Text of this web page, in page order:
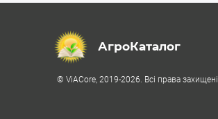
АгроКаталог
© ViACore, 2019-2026. Всі права захищені